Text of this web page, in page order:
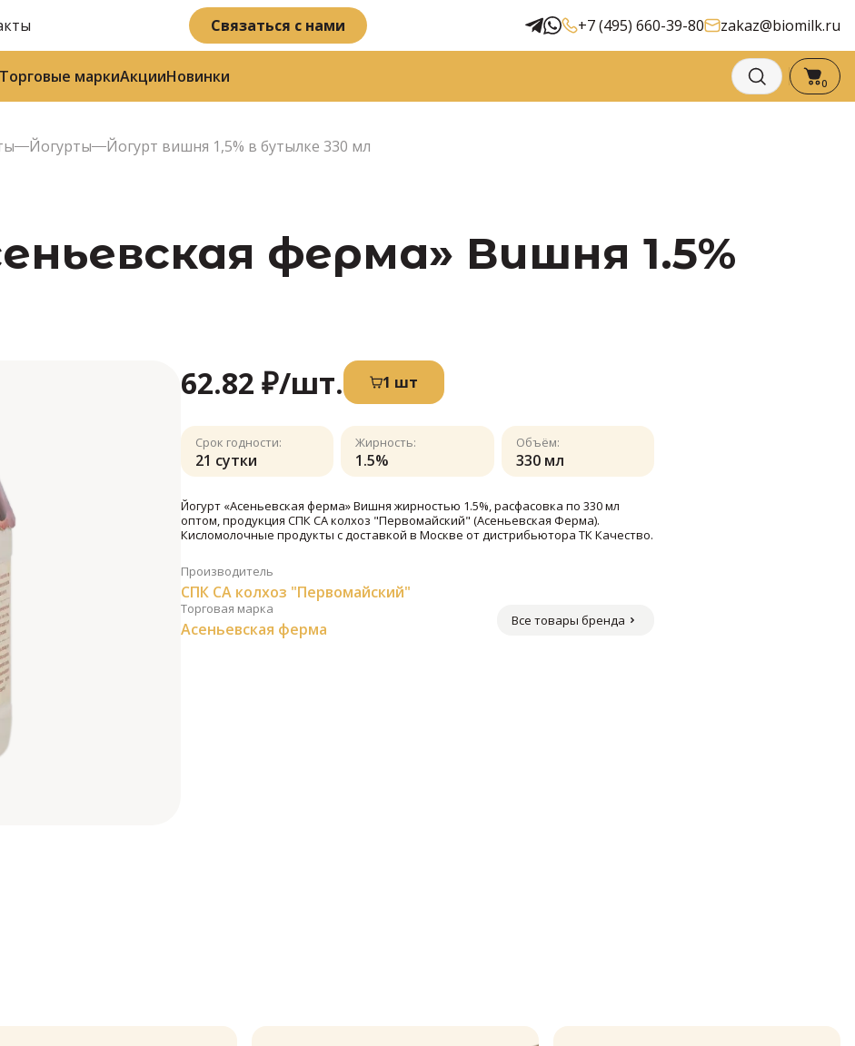
Связаться с нами +7 (495) 660-39-80 zakaz@biomilk.ru
Торговые маркиАкцииНовинки 0
Йогурты Йогурт вишня 1,5% в бутылке 330 мл
ферма» Вишня 1.5%
62.82 ₽/шт. 1 шт
Срок годности:
21 сутки
Жирность:
1.5%
Объём:
330 мл
Йогурт «Асеньевская ферма» Вишня жирностью 1.5%, расфасовка по 330 мл
оптом, продукция СПК СА колхоз "Первомайский" (Асеньевская Ферма).
Кисломолочные продукты с доставкой в Москве от дистрибьютора ТК Качество.
Производитель
СПК СА колхоз "Первомайский"
Торговая марка
Асеньевская ферма Все товары бренда